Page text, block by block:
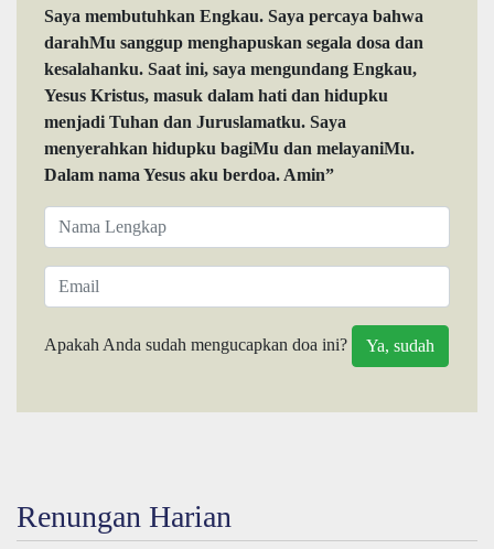
Saya membutuhkan Engkau. Saya percaya bahwa
darahMu sanggup menghapuskan segala dosa dan
kesalahanku. Saat ini, saya mengundang Engkau,
Yesus Kristus, masuk dalam hati dan hidupku
menjadi Tuhan dan Juruslamatku. Saya
menyerahkan hidupku bagiMu dan melayaniMu.
Dalam nama Yesus aku berdoa. Amin”
Apakah Anda sudah mengucapkan doa ini?
Renungan Harian